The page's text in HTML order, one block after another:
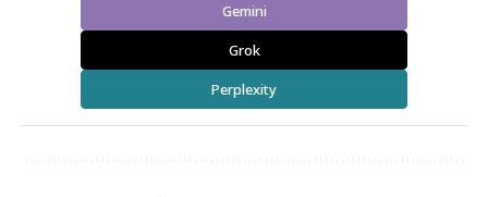
Gemini
Grok
Perplexity